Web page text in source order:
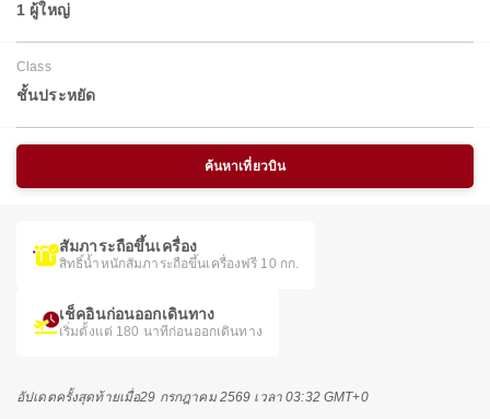
1 ผู้ใหญ่
Class
ชั้นประหยัด
ค้นหาเที่ยวบิน
สัมภาระถือขึ้นเครื่อง
สิทธิ์น้ำหนักสัมภาระถือขึ้นเครื่องฟรี 10 กก.
เช็คอินก่อนออกเดินทาง
เริ่มตั้งแต่ 180 นาทีก่อนออกเดินทาง
อัปเดตครั้งสุดท้ายเมื่อ29 กรกฎาคม 2569 เวลา 03:32 GMT+0